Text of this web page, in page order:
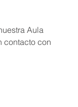
Aula
contacto con